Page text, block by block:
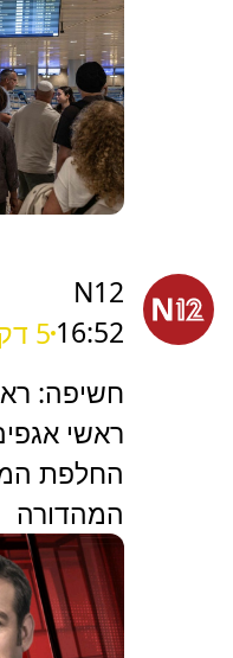
N12
16:52 5 דקות
חשיפה:
ראשי
החלפת
המהדורה